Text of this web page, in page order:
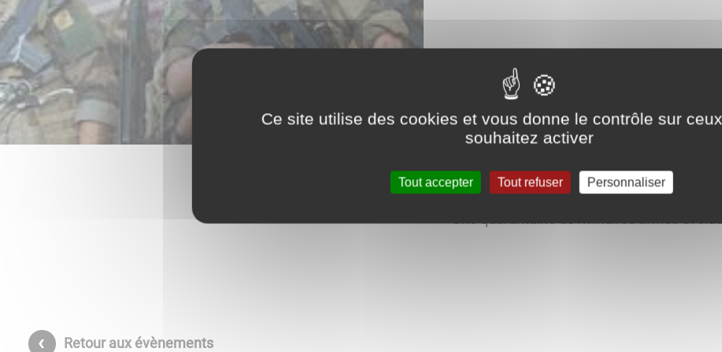
️berges de la Saône
place d'Armes
Une quarantaine de militaires armés
Retour aux évènements
Ce site utilise des cookies et vous donne le contrôle sur
souhaitez activer
Tout accepter Tout refuser Personnaliser